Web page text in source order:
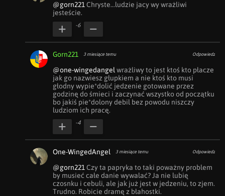
@gorn221 Chryste...ludzie jacy wy wrażliwi
jesteście.
-6
Gorn221 3 miesiące temu Odpowiedz
@one-wingedangel wrażliwy to jest ktoś kto płacze
jak go nazwiesz głupkiem a nie ktoś kto musi
głodny wypie*dolić jedzenie gotowane przez
godzinę do śmieci i zaczynać wszystko od początku
bo jakiś pie*dolony debil bez powodu niszczy
ludziom ich pracę.
-4
One-WingedAngel 3 miesiące temu Odpowiedz
@gorn221 Czy ta papryka to taki poważny problem
by musieć całe danie wywalać? Ja nie lubię
czosnku i cebuli, ale jak już jest w jedzeniu, to zjem.
Trudno. Robicie dramę z błahostki.